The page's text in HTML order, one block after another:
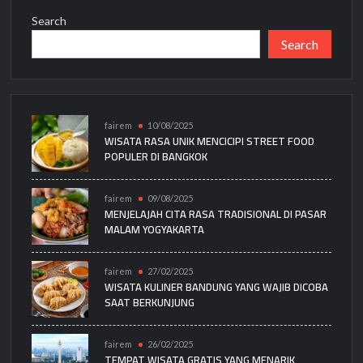
Search
Search
fairem 10/08/2025
WISATA RASA UNIK MENCICIPI STREET FOOD
POPULER DI BANGKOK
fairem 09/08/2025
MENJELAJAH CITA RASA TRADISIONAL DI PASAR
MALAM YOGYAKARTA
fairem 27/02/2025
WISATA KULINER BANDUNG YANG WAJIB DICOBA
SAAT BERKUNJUNG
fairem 26/02/2025